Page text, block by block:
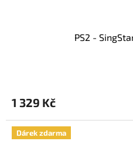
PS2 -
1 329 Kč
Dárek zdarma